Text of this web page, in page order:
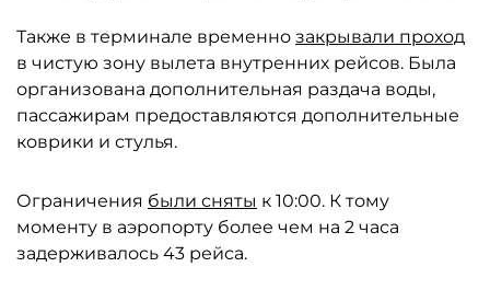
Также в терминале временно закрывали проход
в чистую зону вылета внутренних рейсов. Была
организована дополнительная раздача воды,
пассажирам предоставляются дополнительные
коврики и стулья.
Ограничения были сняты к 10:00. К тому
моменту в аэропорту более чем на 2 часа
задерживалось 43 рейса.